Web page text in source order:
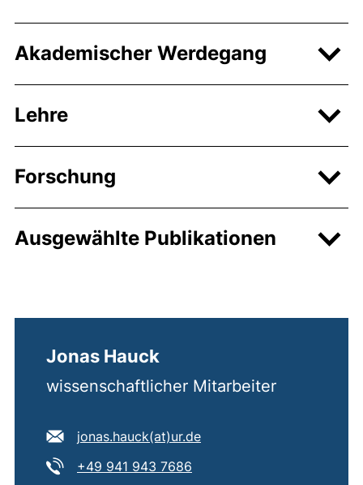
Akademischer Werdegang
Lehre
Forschung
Ausgewählte Publikationen
Jonas Hauck
wissenschaftlicher Mitarbeiter
E-Mail Adresse:
jonas.hauck​(at)​ur.de(öffnet Ihr E-Mail-
Tel:
+49 941 943 7686